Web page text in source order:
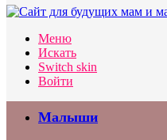
Меню
Искать
Switch skin
Войти
Малыши